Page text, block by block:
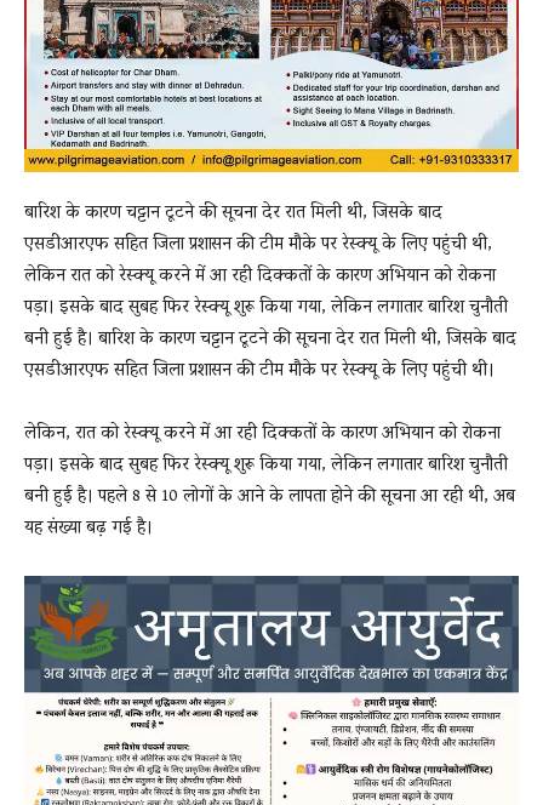
बारिश के कारण चट्टान टूटने की सूचना देर रात मिली थी, जिसके बाद
एसडीआरएफ सहित जिला प्रशासन की टीम मौके पर रेस्क्यू के लिए पहुंची थी,
लेकिन रात को रेस्क्यू करने में आ रही दिक्कतों के कारण अभियान को रोकना
पड़ा। इसके बाद सुबह फिर रेस्क्यू शुरू किया गया, लेकिन लगातार बारिश चुनौती
बनी हुई है। बारिश के कारण चट्टान टूटने की सूचना देर रात मिली थी, जिसके बाद
एसडीआरएफ सहित जिला प्रशासन की टीम मौके पर रेस्क्यू के लिए पहुंची थी।
लेकिन, रात को रेस्क्यू करने में आ रही दिक्कतों के कारण अभियान को रोकना
पड़ा। इसके बाद सुबह फिर रेस्क्यू शुरू किया गया, लेकिन लगातार बारिश चुनौती
बनी हुई है। पहले 8 से 10 लोगों के आने के लापता होने की सूचना आ रही थी, अब
यह संख्या बढ़ गई है।